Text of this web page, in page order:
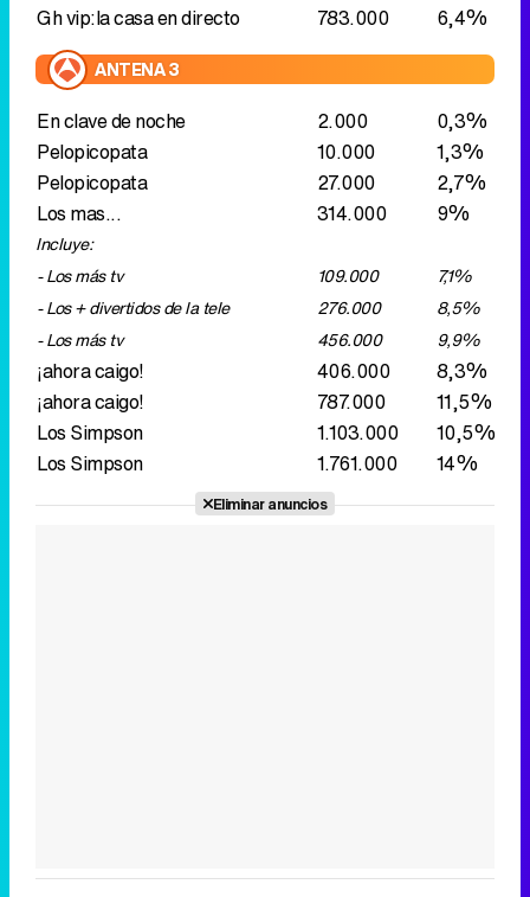
Gh vip:la casa en directo
783.000 6,4%
ANTENA 3
En clave de noche 2.000
0,3%
Pelopicopata
10.000
1,3%
Pelopicopata
27.000
2,7%
Los mas...
314.000 9%
Incluye:
- Los más tv
109.000
7,1%
- Los + divertidos de la tele
276.000
8,5%
- Los más tv
456.000 9,9%
¡ahora caigo! 406.000
8,3%
¡ahora caigo!
787.000
11,5%
Los Simpson
1.103.000
10,5%
Los Simpson
1.761.000 14%
Eliminar anuncios